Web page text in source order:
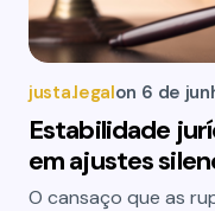
justa.legalon 6 de
Estabilidade
em ajustes
O cansaço que as